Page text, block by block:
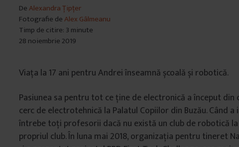
DeAlexandra Țipțer
Fotografie deAlex Gâlmeanu
Timp de citire: 3 minute
28 noiembrie 2019
Viața la 17 ani pentru Andrei înseamnă școală și robotică.
Pasiunea sa pentru tot ce ține de electronică a început din
cerc de electrotehnică la Palatul Copiilor din Buzău. Când
întrebe toți profesorii dacă nu există un club de robotică
propriul club. În luna mai 2018, organizația pentru tineret